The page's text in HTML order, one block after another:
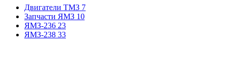
Двигатели ТМЗ 7
Запчасти ЯМЗ 10
ЯМЗ-236 23
ЯМЗ-238 33